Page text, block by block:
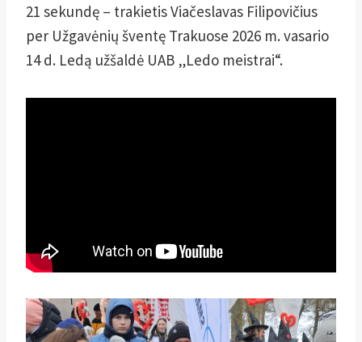
21 sekundę – trakietis Viačeslavas Filipovičius
per Užgavėnių šventę Trakuose 2026 m. vasario
14 d. Ledą užšaldė UAB „Ledo meistrai“.